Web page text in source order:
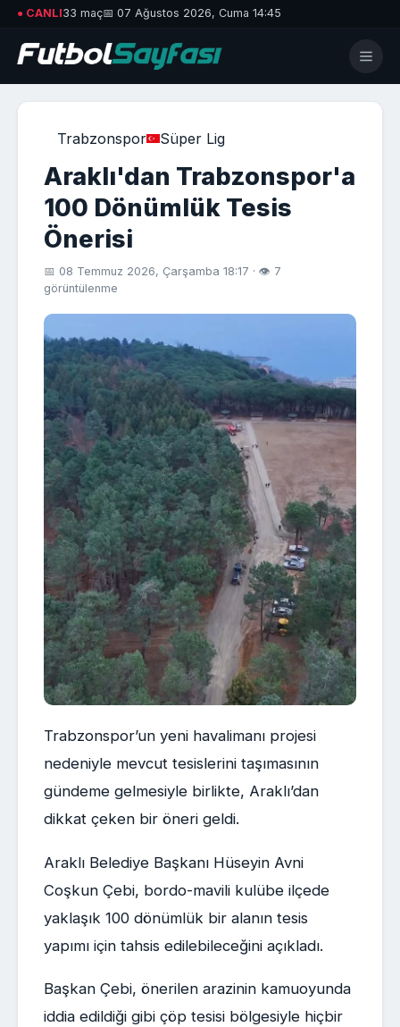
● CANLI33 maç📅 07 Ağustos 2026, Cuma 14:45
Trabzonspor Süper Lig
Araklı'dan Trabzonspor'a
100 Dönümlük Tesis
Önerisi
📅 08 Temmuz 2026, Çarşamba 18:17 · 👁 7
görüntülenme
Trabzonspor’un yeni havalimanı projesi
nedeniyle mevcut tesislerini taşımasının
gündeme gelmesiyle birlikte, Araklı’dan
dikkat çeken bir öneri geldi.
Araklı Belediye Başkanı Hüseyin Avni
Coşkun Çebi, bordo-mavili kulübe ilçede
yaklaşık 100 dönümlük bir alanın tesis
yapımı için tahsis edilebileceğini açıkladı.
Başkan Çebi, önerilen arazinin kamuoyunda
iddia edildiği gibi çöp tesisi bölgesiyle hiçbir